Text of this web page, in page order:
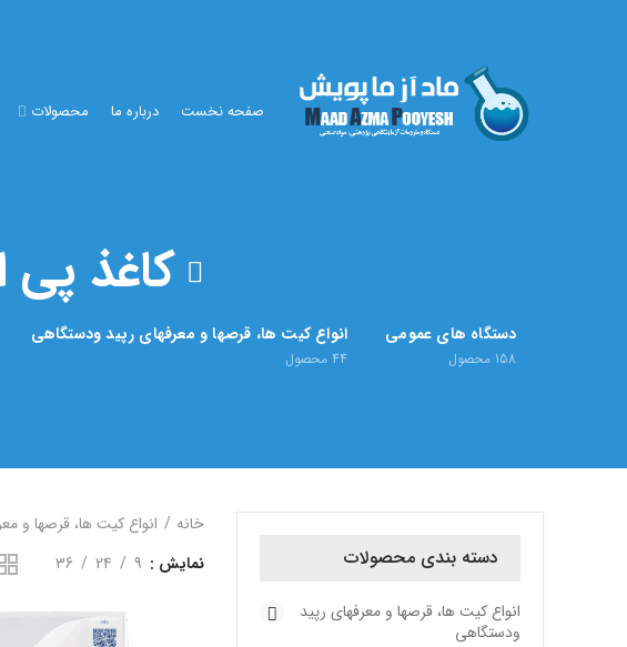
صفحه نخست درباره ما محصولات
کاغذ پی اچ
دستگاه های عمومی
158 محصول
انواع کیت ها، قرصها و معرفهای رپید ودستگاهی
44 محصول
دسته بندی محصولات
انواع کیت ها، قرصها و معرفهای رپید
ودستگاهی
خانه انواع کیت ها، قرصها و
نمایش
9
24
36